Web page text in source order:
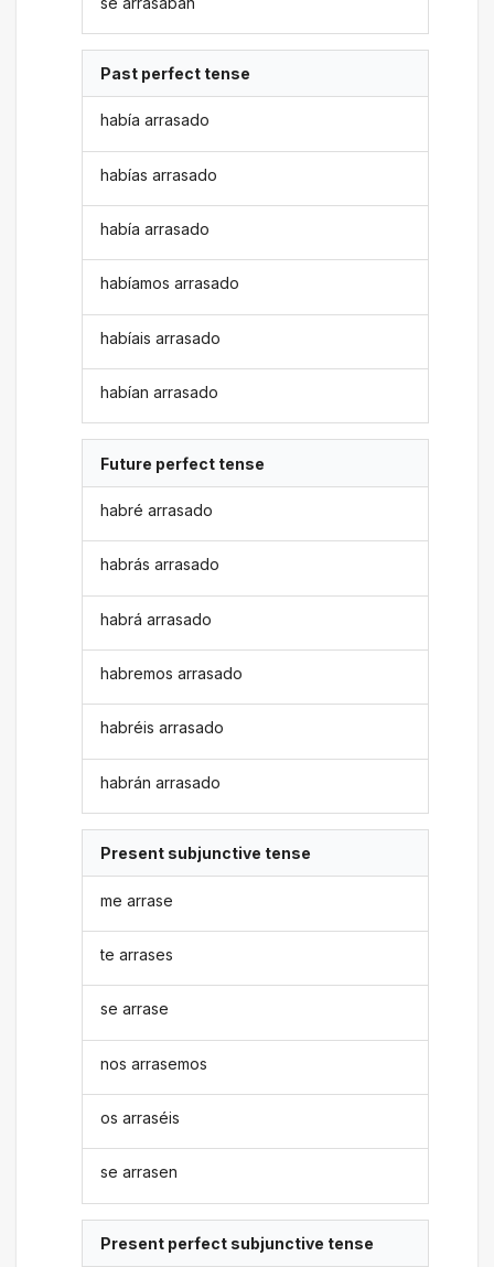
Past perfect tense
había arrasado
habías arrasado
había arrasado
habíamos arrasado
habíais arrasado
habían arrasado
Future perfect tense
habré arrasado
habrás arrasado
habrá arrasado
habremos arrasado
habréis arrasado
habrán arrasado
Present subjunctive tense
me arrase
te arrases
se arrase
nos arrasemos
os arraséis
se arrasen
Present perfect subjunctive tense